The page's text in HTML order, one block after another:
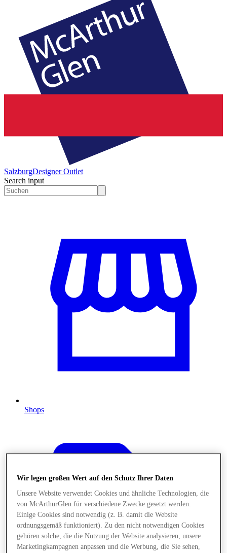
SalzburgDesigner Outlet
Search input
Shops
Wir legen großen Wert auf den Schutz Ihrer Daten
Unsere Website verwendet Cookies und ähnliche Technologien, die
von McArthurGlen für verschiedene Zwecke gesetzt werden.
Einige Cookies sind notwendig (z. B. damit die Website
ordnungsgemäß funktioniert). Zu den nicht notwendigen Cookies
gehören solche, die die Nutzung der Website analysieren, unsere
Marketingkampagnen anpassen und die Werbung, die Sie sehen,